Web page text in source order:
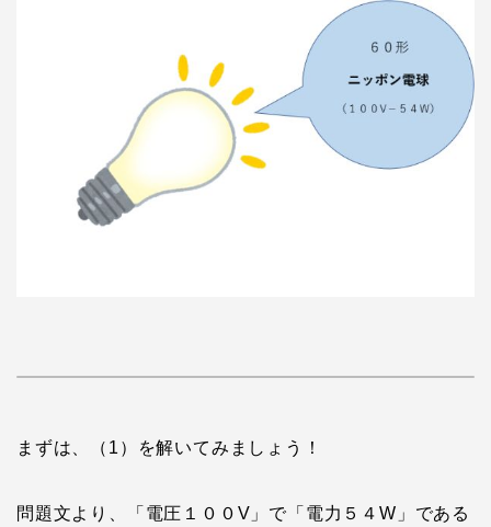
まずは、（1）を解いてみましょう！
問題文より、「電圧１００V」で「電力５４W」である